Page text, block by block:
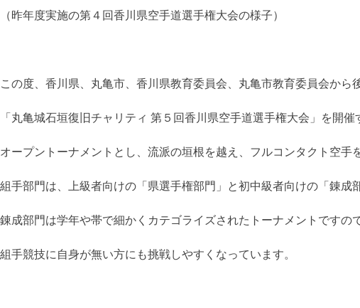
（昨年度実施の第４回香川県空手道選手権大会の様子）
この度、香川県、丸亀市、香川県教育委員会、丸亀市教育委員会から
「丸亀城石垣復旧チャリティ 第５回香川県空手道選手権大会」を開催
オープントーナメントとし、流派の垣根を越え、フルコンタクト空手
組手部門は、上級者向けの「県選手権部門」と初中級者向けの「錬成
錬成部門は学年や帯で細かくカテゴライズされたトーナメントですので
組手競技に自身が無い方にも挑戦しやすくなっています。